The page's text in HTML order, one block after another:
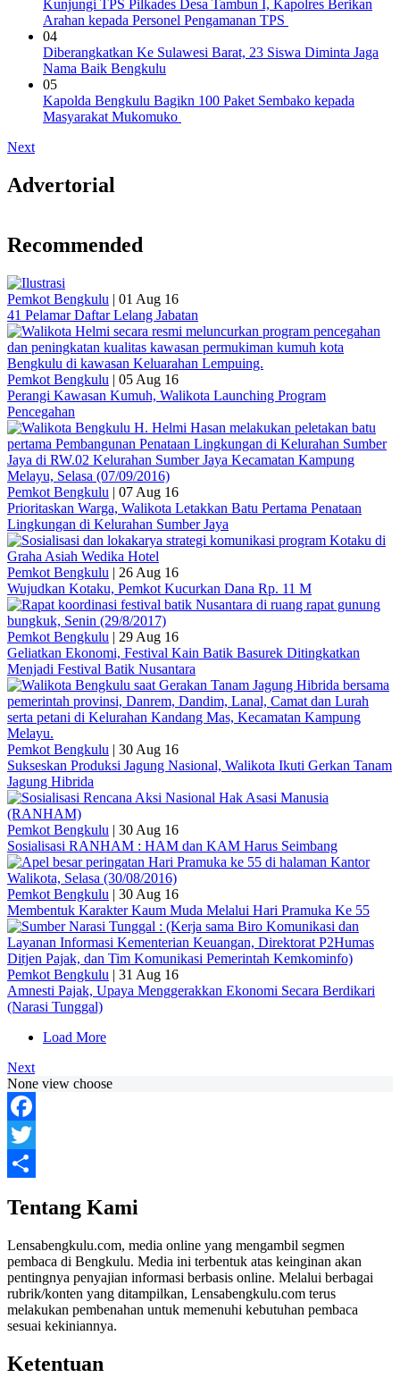
Kunjungi TPS Pilkades Desa Tambun I, Kapolres Berikan
Arahan kepada Personel Pengamanan TPS
04
Diberangkatkan Ke Sulawesi Barat, 23 Siswa Diminta Jaga
Nama Baik Bengkulu
05
Kapolda Bengkulu Bagikn 100 Paket Sembako kepada
Masyarakat Mukomuko
Next
Advertorial
Recommended
Pemkot Bengkulu | 01 Aug 16
41 Pelamar Daftar Lelang Jabatan
Pemkot Bengkulu | 05 Aug 16
Perangi Kawasan Kumuh, Walikota Launching Program
Pencegahan
Pemkot Bengkulu | 07 Aug 16
Prioritaskan Warga, Walikota Letakkan Batu Pertama Penataan
Lingkungan di Kelurahan Sumber Jaya
Pemkot Bengkulu | 26 Aug 16
Wujudkan Kotaku, Pemkot Kucurkan Dana Rp. 11 M
Pemkot Bengkulu | 29 Aug 16
Geliatkan Ekonomi, Festival Kain Batik Basurek Ditingkatkan
Menjadi Festival Batik Nusantara
Pemkot Bengkulu | 30 Aug 16
Sukseskan Produksi Jagung Nasional, Walikota Ikuti Gerkan Tanam
Jagung Hibrida
Pemkot Bengkulu | 30 Aug 16
Sosialisasi RANHAM : HAM dan KAM Harus Seimbang
Pemkot Bengkulu | 30 Aug 16
Membentuk Karakter Kaum Muda Melalui Hari Pramuka Ke 55
Pemkot Bengkulu | 31 Aug 16
Amnesti Pajak, Upaya Menggerakkan Ekonomi Secara Berdikari
(Narasi Tunggal)
Load More
Next
None view choose
Facebook
Twitter
Tentang Kami
Lensabengkulu.com, media online yang mengambil segmen
pembaca di Bengkulu. Media ini terbentuk atas keinginan akan
pentingnya penyajian informasi berbasis online. Melalui berbagai
rubrik/konten yang ditampilkan, Lensabengkulu.com terus
melakukan pembenahan untuk memenuhi kebutuhan pembaca
sesuai kekiniannya.
Ketentuan